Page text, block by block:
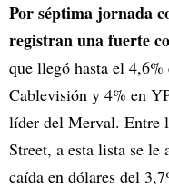
Por séptima jornada
registran una fuerte
que llegó hasta el
Cablevisión y 4% en
líder del Merval. Entre
Street, a esta lista se le
caída en dólares del